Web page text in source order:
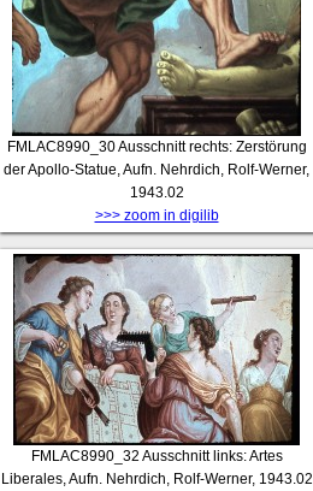
FMLAC8990_30Ausschnitt rechts: Zerstörung
der Apollo-Statue, Aufn. Nehrdich, Rolf-Werner,
1943.02
>>> zoom in digilib
FMLAC8990_32 Ausschnitt links: Artes
Liberales, Aufn. Nehrdich, Rolf-Werner, 1943.02